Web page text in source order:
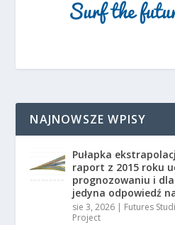
NAJNOWSZE WPISY
Pułapka
raport z 2015 roku
prognozowaniu i
jedyna odpowiedź
sie 3, 2026 | Futures
Project